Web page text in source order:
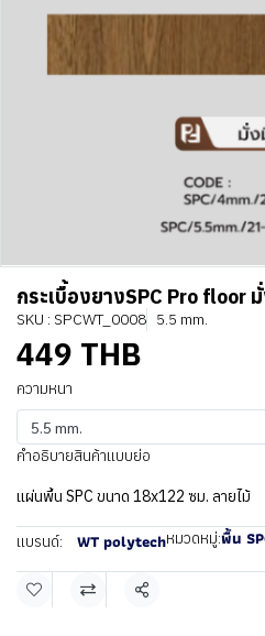
กระเบื้องยางSPC Pro floor
SKU : SPCWT_0008 5.5 mm.
449 THB
ความหนา
5.5 mm.
คำอธิบายสินค้าแบบย่อ
แผ่นพื้น SPC ขนาด 18x122 ซม. ลายไม้
แบรนด์: WT polytechหมวดหมู่:พื้น
แชร์